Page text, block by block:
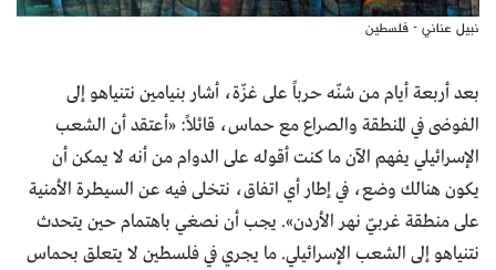
نبيل عناني - فلسطين
بعد أربعة أيام من شنّه حرباً على غزّة، أشار بنيامين نتنياهو إلى
الفوضى في المنطقة والصراع مع حماس، قائلاً: «أعتقد أن الشعب
الإسرائيلي يفهم الآن ما كنت أقوله على الدوام من أنه لا يمكن أن
يكون هنالك وضع، في إطار أي اتفاق، نتخلى فيه عن السيطرة الأمنية
على منطقة غربيّ نهر الأردن». يجب أن نصغي باهتمام حين يتحدث
نتنياهو إلى الشعب الإسرائيلي. ما يجري في فلسطين لا يتعلق بحماس